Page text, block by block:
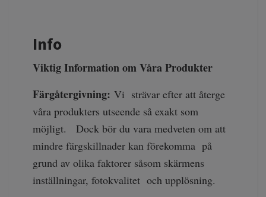
Info
Viktig Information om Våra Produkter
Färgåtergivning: Vi strävar efter att återge
våra produkters utseende så exakt som
möjligt. Dock bör du vara medveten om att
mindre färgskillnader kan förekomma på
grund av olika faktorer såsom skärmens
inställningar, fotokvalitet och upplösning.